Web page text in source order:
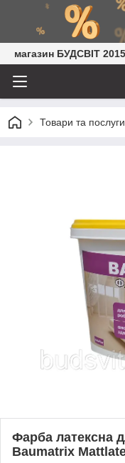
магазин БУДСВІТ
Товари та послуги
Фарба латексна
Baumatrix